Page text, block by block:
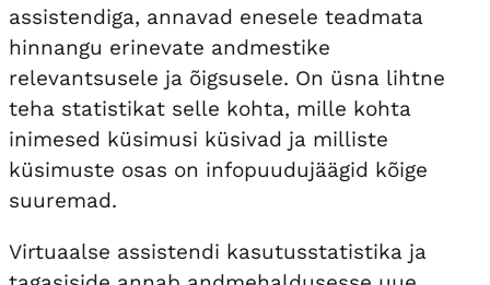
assistendiga, annavad enesele teadmata
hinnangu erinevate andmestike
relevantsusele ja õigsusele. On üsna lihtne
teha statistikat selle kohta, mille kohta
inimesed küsimusi küsivad ja milliste
küsimuste osas on infopuudujäägid kõige
suuremad.
Virtuaalse assistendi kasutusstatistika ja